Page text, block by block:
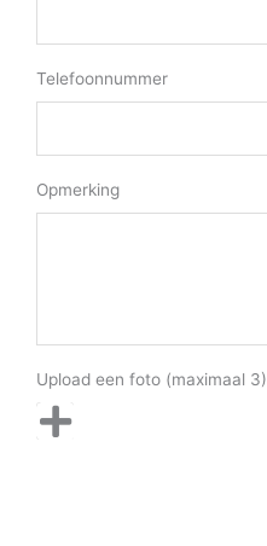
Telefoonnummer
Opmerking
Upload een foto (maximaal 3)